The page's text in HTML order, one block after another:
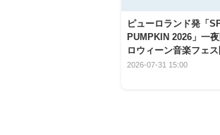
ピューロランド発「
PUMPKIN 2026」一
ロウィーン音楽フェ
定！
2026-07-31 15:00